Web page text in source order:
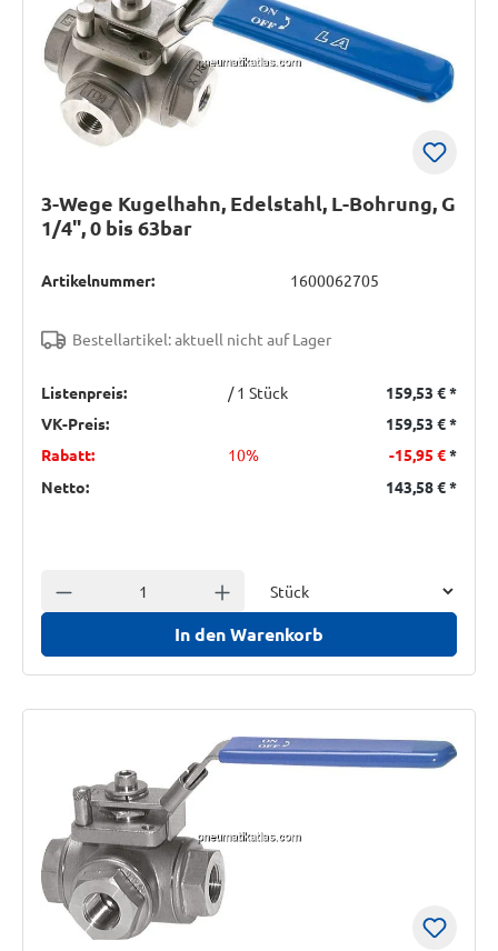
3-Wege Kugelhahn, Edelstahl, L-Bohrung, G
1/4", 0 bis 63bar
Artikelnummer: 1600062705
Bestellartikel: aktuell nicht auf Lager
Listenpreis: / 1 Stück 159,53 €*
VK-Preis:
159,53 €*
Rabatt:
10% -15,95 €*
Netto:
143,58 €*
Anzahl verringern Anzahl erhöhen
In den Warenkorb